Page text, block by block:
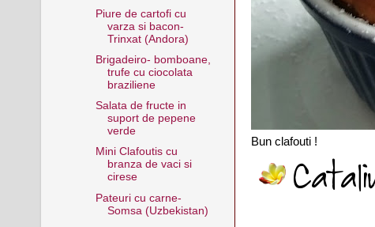
Bun clafouti !
Piure de cartofi cu
varza si bacon-
Trinxat (Andora)
Brigadeiro- bomboane,
trufe cu ciocolata
braziliene
Salata de fructe in
suport de pepene
verde
Mini Clafoutis cu
branza de vaci si
cirese
Pateuri cu carne-
Somsa (Uzbekistan)